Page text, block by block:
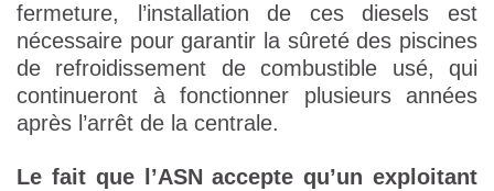
fermeture, l’installation de ces diesels est
nécessaire pour garantir la sûreté des piscines
de refroidissement de combustible usé, qui
continueront à fonctionner plusieurs années
après l’arrêt de la centrale.
Le fait que l’ASN accepte qu’un exploitant